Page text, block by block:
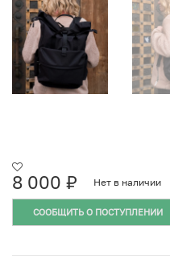
8 000 ₽ Нет в наличии
СООБЩИТЬ О ПОСТУПЛЕНИИ